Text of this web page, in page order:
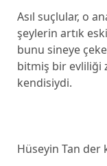
Asıl suçlular, o
şeylerin artık
bunu sineye
bitmiş bir evliliği
kendisiydi.
Hüseyin Tan der